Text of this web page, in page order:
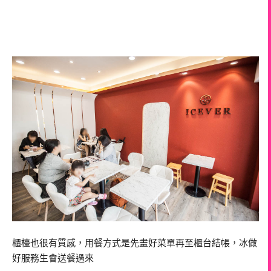
櫃檯也很有質感，用餐方式是先畫好菜單再至櫃台結帳，冰做
好服務生會送餐過來